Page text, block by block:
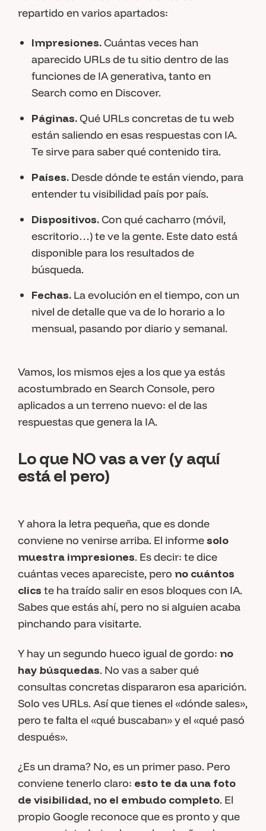
repartido en varios apartados:
Impresiones.Cuántas veces han
aparecido URLs de tu sitio dentro de las
funciones de IA generativa, tanto en
Search como en Discover.
Páginas.Qué URLs concretas de tu web
están saliendo en esas respuestas con IA.
Te sirve para saber qué contenido tira.
Países. Desde dónde te están viendo, para
entender tu visibilidad país por país.
Dispositivos.Con qué cacharro (móvil,
escritorio…) te ve la gente. Este dato está
disponible para los resultados de
búsqueda.
Fechas. La evolución en el tiempo, con un
nivel de detalle que va de lo horario a lo
mensual, pasando por diario y semanal.
Vamos, los mismos ejes a los que ya estás
acostumbrado en Search Console, pero
aplicados a un terreno nuevo: el de las
respuestas que genera la IA.
Lo que NO vas a ver (y aquí
está el pero)
Y ahora la letra pequeña, que es donde
conviene no venirse arriba. El informesolo
muestra impresiones. Es decir: te dice
cuántas veces apareciste, pero no cuántos
clics te ha traído salir en esos bloques con IA.
Sabes que estás ahí, pero no si alguien acaba
pinchando para visitarte.
Y hay un segundo hueco igual de gordo: no
hay búsquedas. No vas a saber qué
consultas concretas dispararon esa aparición.
Solo ves URLs. Así que tienes el «dónde sales»,
pero te falta el «qué buscaban» y el «qué pasó
después».
¿Es un drama? No, es un primer paso. Pero
conviene tenerlo claro: esto te da una foto
de visibilidad, no el embudo completo. El
propio Google reconoce que es pronto y que